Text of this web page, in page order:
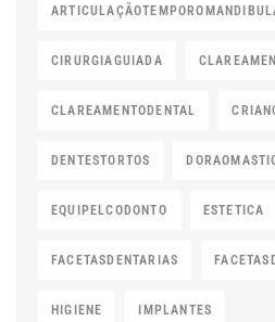
CIRURGIAGUIADA
CLAREAMENTODENTAL
DENTESTORTOS
EQUIPELCODONTO ESTETICA
FACETASDENTARIAS
HIGIENE IMPLANTES